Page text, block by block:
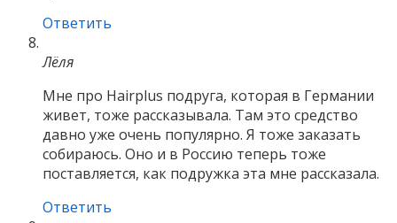
Ответить
Лёля
Мне про Hairplus подруга, которая в Германии
живет, тоже рассказывала. Там это средство
давно уже очень популярно. Я тоже заказать
собираюсь. Оно и в Россию теперь тоже
поставляется, как подружка эта мне рассказала.
Ответить